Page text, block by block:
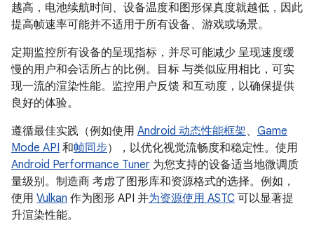
越高，电池续航时间、设备温度和图形保真度就越低，因此
提高帧速率可能并不适用于所有设备、游戏或场景。
定期监控所有设备的呈现指标，并尽可能减少 呈现速度缓
慢的用户和会话所占的比例。目标 与类似应用相比，可实
现一流的渲染性能。监控用户反馈 和互动度，以确保提供
良好的体验。
遵循最佳实践（例如使用 Android 动态性能框架、 Game
Mode API 和帧同步），以优化视觉流畅度和稳定性。使用
Android Performance Tuner 为您支持的设备适当地微调质
量级别。制造商 考虑了图形库和资源格式的选择。例如，
使用 Vulkan 作为图形 API 并为资源使用 ASTC 可以显著提
升渲染性能。